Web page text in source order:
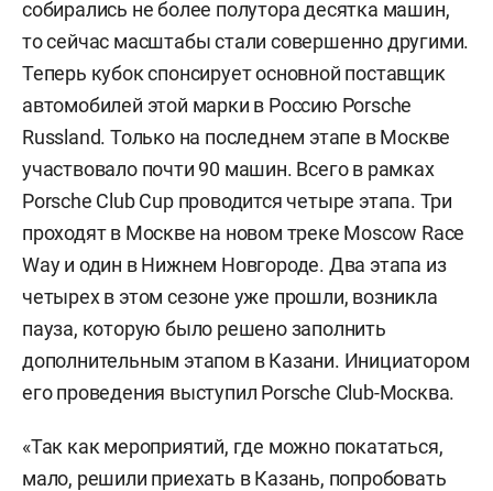
собирались не более полутора десятка машин,
то сейчас масштабы стали совершенно другими.
Теперь кубок спонсирует основной поставщик
автомобилей этой марки в Россию Porsche
Russland. Только на последнем этапе в Москве
участвовало почти 90 машин. Всего в рамках
Porsche Club Cup проводится четыре этапа. Три
проходят в Москве на новом треке Moscow Race
Way и один в Нижнем Новгороде. Два этапа из
четырех в этом сезоне уже прошли, возникла
пауза, которую было решено заполнить
дополнительным этапом в Казани. Инициатором
его проведения выступил Porsche Club-Москва.
«Так как мероприятий, где можно покататься,
мало, решили приехать в Казань, попробовать